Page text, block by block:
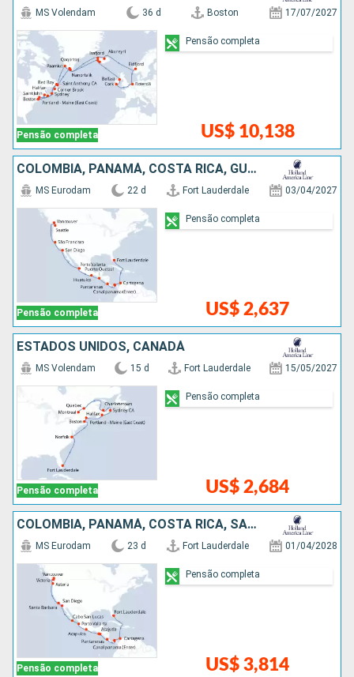
Pensão completa
MS Volendam 36 d Boston 17/07/2027
US$ 10,138
Pensão completa
COLOMBIA, PANAMÁ, COSTA RICA, GUATEMALA, MÉXICO, ESTADOS UNIDOS, CANADÁ
Pensão completa
MS Eurodam 22 d Fort Lauderdale 03/04/2027
US$ 2,637
Pensão completa
ESTADOS UNIDOS, CANADÁ
Pensão completa
MS Volendam 15 d Fort Lauderdale 15/05/2027
US$ 2,684
Pensão completa
COLOMBIA, PANAMÁ, COSTA RICA, SALVADOR, GUATEMALA, MÉXICO, ESTADOS UNIDOS, CANADÁ
Pensão completa
MS Eurodam 23 d Fort Lauderdale 01/04/2028
US$ 3,814
Pensão completa